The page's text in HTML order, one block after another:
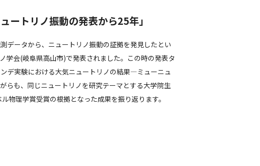
ートリノ振動の発表から25年」
データから、ニュートリノ振動の証拠を発見したとい
学会(岐阜県高山市)で発表されました。この時の発表タ
デ実験における大気ニュートリノの結果―ミューニュ
らも、同じニュートリノを研究テーマとする大学院生
物理学賞受賞の根拠となった成果を振り返ります。